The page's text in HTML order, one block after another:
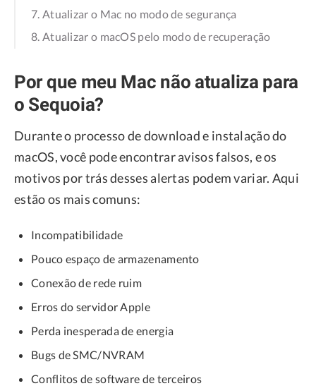
7. Atualizar o Mac no modo de segurança
8. Atualizar o macOS pelo modo de recuperação
Por que meu Mac não atualiza para
o Sequoia?
Durante o processo de download e instalação do
macOS, você pode encontrar avisos falsos, e os
motivos por trás desses alertas podem variar. Aqui
estão os mais comuns:
Incompatibilidade
Pouco espaço de armazenamento
Conexão de rede ruim
Erros do servidor Apple
Perda inesperada de energia
Bugs de SMC/NVRAM
Conflitos de software de terceiros